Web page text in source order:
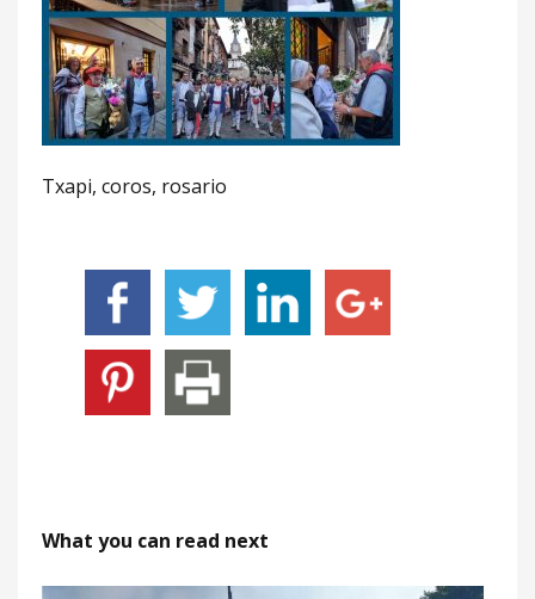
Txapi, coros, rosario
What you can read next